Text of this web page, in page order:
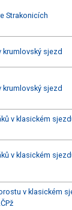
Strakonicích
krumlovský sjezd
krumlovský sjezd
v klasickém
v klasickém
v klasickém